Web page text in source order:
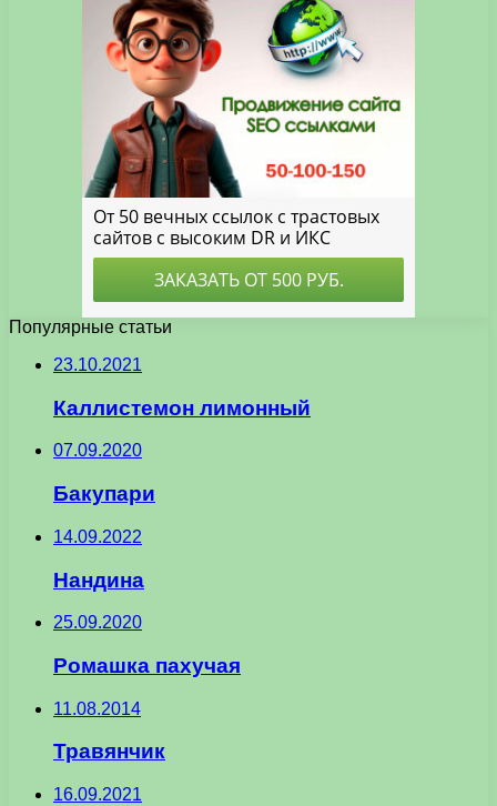
Популярные статьи
23.10.2021
Каллистемон лимонный
07.09.2020
Бакупари
14.09.2022
Нандина
25.09.2020
Ромашка пахучая
11.08.2014
Травянчик
16.09.2021